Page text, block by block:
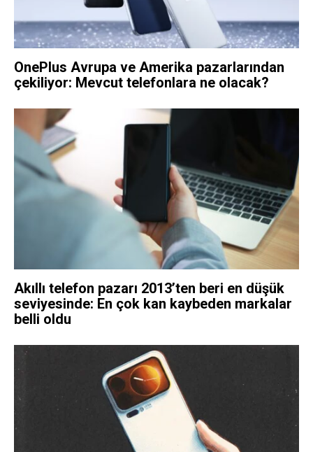
OnePlus Avrupa ve Amerika pazarlarından
çekiliyor: Mevcut telefonlara ne olacak?
Akıllı telefon pazarı 2013’ten beri en düşük
seviyesinde: En çok kan kaybeden markalar
belli oldu